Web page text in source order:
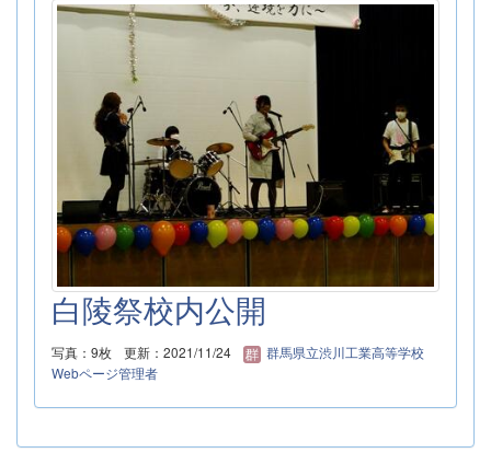
白陵祭校内公開
写真：9枚 更新：2021/11/24
群馬県立渋川工業高等学校
Webページ管理者